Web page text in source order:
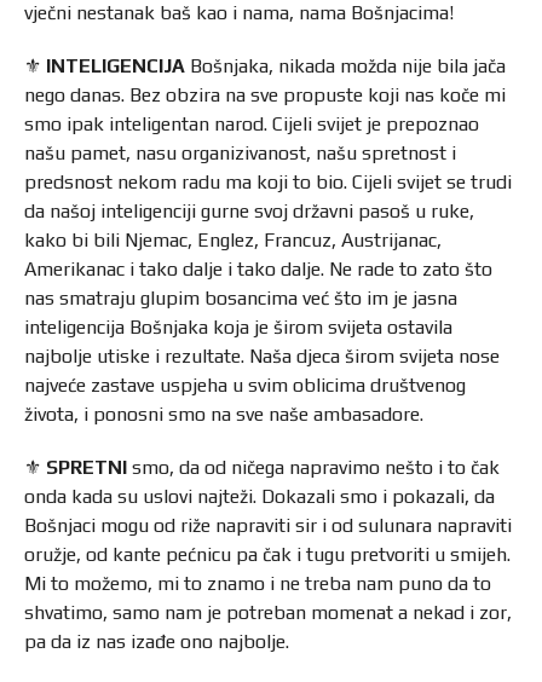
vječni nestanak baš kao i nama, nama Bošnjacima!
⚜️ INTELIGENCIJABošnjaka, nikada možda nije bila jača
nego danas. Bez obzira na sve propuste koji nas koče mi
smo ipak inteligentan narod. Cijeli svijet je prepoznao
našu pamet, nasu organizivanost, našu spretnost i
predsnost nekom radu ma koji to bio. Cijeli svijet se trudi
da našoj inteligenciji gurne svoj državni pasoš u ruke,
kako bi bili Njemac, Englez, Francuz, Austrijanac,
Amerikanac i tako dalje i tako dalje. Ne rade to zato što
nas smatraju glupim bosancima već što im je jasna
inteligencija Bošnjaka koja je širom svijeta ostavila
najbolje utiske i rezultate. Naša djeca širom svijeta nose
najveće zastave uspjeha u svim oblicima društvenog
života, i ponosni smo na sve naše ambasadore.
⚜️ SPRETNIsmo, da od ničega napravimo nešto i to čak
onda kada su uslovi najteži. Dokazali smo i pokazali, da
Bošnjaci mogu od riže napraviti sir i od sulunara napraviti
oružje, od kante pećnicu pa čak i tugu pretvoriti u smijeh.
Mi to možemo, mi to znamo i ne treba nam puno da to
shvatimo, samo nam je potreban momenat a nekad i zor,
pa da iz nas izađe ono najbolje.